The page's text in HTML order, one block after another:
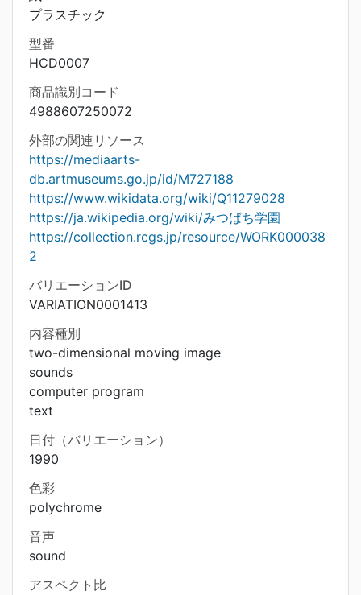
プラスチック
型番
HCD0007
商品識別コード
4988607250072
外部の関連リソース
https://mediaarts-
db.artmuseums.go.jp/id/M727188
https://www.wikidata.org/wiki/Q11279028
https://ja.wikipedia.org/wiki/みつばち学園
https://collection.rcgs.jp/resource/WORK000038
2
バリエーションID
VARIATION0001413
内容種別
two-dimensional moving image
sounds
computer program
text
日付（バリエーション）
1990
色彩
polychrome
音声
sound
アスペクト比